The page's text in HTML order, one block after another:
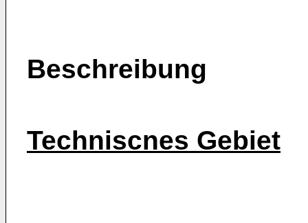
Beschreibung
Techniscnes Gebiet